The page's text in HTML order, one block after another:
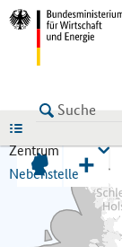
Zentrum
Nebenstelle+